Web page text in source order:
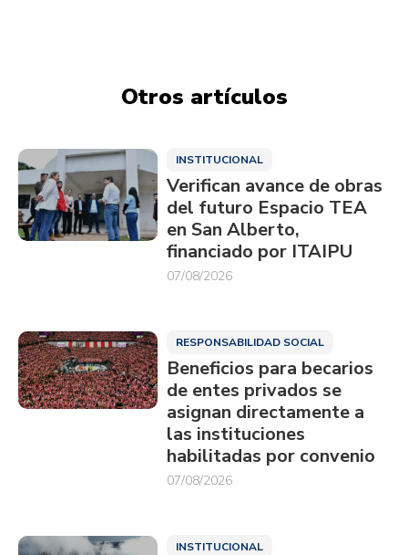
Otros artículos
INSTITUCIONAL
Verifican avance de obras
del futuro Espacio TEA
en San Alberto,
financiado por ITAIPU
07/08/2026
RESPONSABILIDAD SOCIAL
Beneficios para becarios
de entes privados se
asignan directamente a
las instituciones
habilitadas por convenio
07/08/2026
INSTITUCIONAL